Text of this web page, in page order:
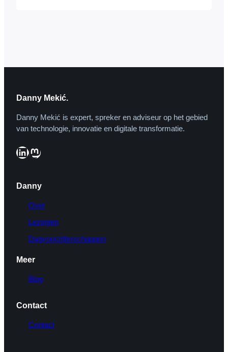
Danny Mekić.
Danny Mekić is expert, spreker en adviseur op het gebied
van technologie, innovatie en digitale transformatie.
LinkedIn Mastodon
Danny
Over
Lezingen
Dagvoorzitterschappen
Meer
Blog
Contact
Contact